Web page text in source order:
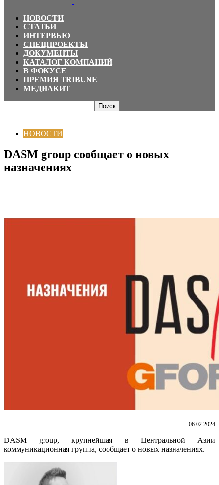
НОВОСТИ
СТАТЬИ
ИНТЕРВЬЮ
СПЕЦПРОЕКТЫ
ДОКУМЕНТЫ
КАТАЛОГ КОМПАНИЙ
В ФОКУСЕ
ПРЕМИЯ TRIBUNE
МЕДИАКИТ
НОВОСТИ
DASM group сообщает о новых
назначениях
06.02.2024
DASM group, крупнейшая в Центральной Азии
коммуникационная группа, сообщает о новых назначениях.